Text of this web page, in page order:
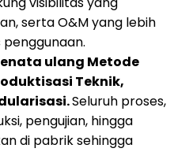
serta O&M yang lebih
penggunaan.
ulang Metode
Teknik,
Seluruh proses,
pengujian, hingga
di pabrik sehingga